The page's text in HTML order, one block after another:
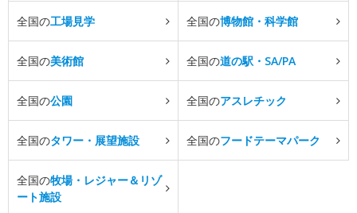
全国の工場見学 全国の博物館・科学館
全国の美術館 全国の道の駅・SA/PA
全国の公園 全国のアスレチック
全国のタワー・展望施設 全国のフードテーマパーク
全国の牧場・レジャー＆リゾ
ート施設